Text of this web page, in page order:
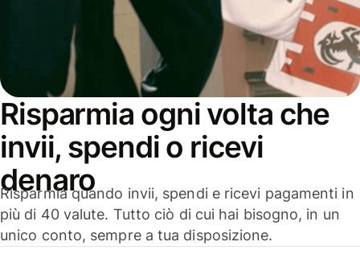
Risparmia ogni volta che
invii, spendi o ricevi
denaro
Risparmia quando invii, spendi e ricevi pagamenti in
più di 40 valute. Tutto ciò di cui hai bisogno, in un
unico conto, sempre a tua disposizione.